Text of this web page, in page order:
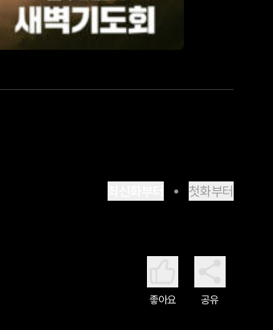
첫화부터
좋아요 공유